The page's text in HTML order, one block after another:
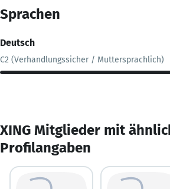
Sprachen
Deutsch
C2 (Verhandlungssicher / Muttersprachlich)
XING Mitglieder mit
Profilangaben